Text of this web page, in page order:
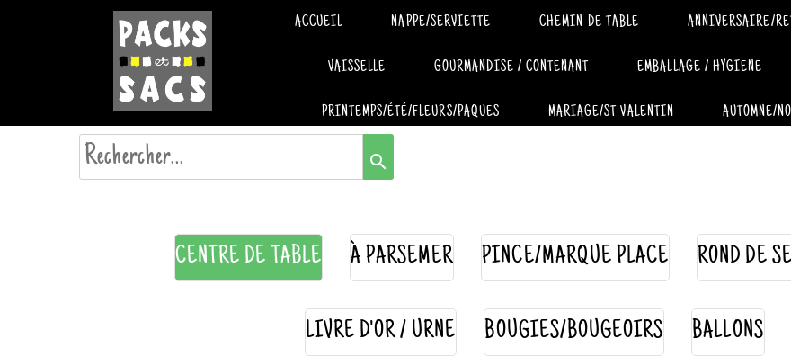
ACCUEIL NAPPE/SERVIETTE CHEMIN DE TABLE ANNIVERSAIRE/
VAISSELLE GOURMANDISE / CONTENANT EMBALLAGE / HYGIENE
PRINTEMPS/ÉTÉ/FLEURS/PAQUES MARIAGE/ST VALENTIN AUTOMNE/
search
CENTRE DE TABLE À PARSEMER PINCE/MARQUE PLACE ROND DE
LIVRE D'OR / URNE BOUGIES/BOUGEOIRS BALLONS